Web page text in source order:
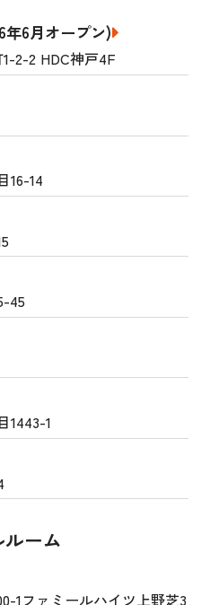
年6月オープン)
2-2 HDC神戸4F
16-14
45
1443-1
ーム
1ファミールハイツ上野芝3